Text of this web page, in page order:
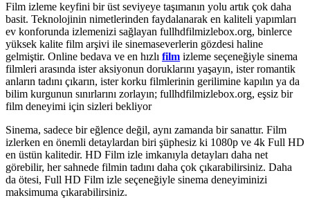
Film izleme keyfini bir üst seviyeye taşımanın yolu artık çok daha
basit. Teknolojinin nimetlerinden faydalanarak en kaliteli yapımları
ev konforunda izlemenizi sağlayan fullhdfilmizlebox.org, binlerce
yüksek kalite film arşivi ile sinemaseverlerin gözdesi haline
gelmiştir. Online bedava ve en hızlı film izleme seçeneğiyle sinema
filmleri arasında ister aksiyonun doruklarını yaşayın, ister romantik
anların tadını çıkarın, ister korku filmlerinin gerilimine kapılın ya da
bilim kurgunun sınırlarını zorlayın; fullhdfilmizlebox.org, eşsiz bir
film deneyimi için sizleri bekliyor
Sinema, sadece bir eğlence değil, aynı zamanda bir sanattır. Film
izlerken en önemli detaylardan biri şüphesiz ki 1080p ve 4k Full HD
en üstün kalitedir. HD Film izle imkanıyla detayları daha net
görebilir, her sahnede filmin tadını daha çok çıkarabilirsiniz. Daha
da ötesi, Full HD Film izle seçeneğiyle sinema deneyiminizi
maksimuma çıkarabilirsiniz.